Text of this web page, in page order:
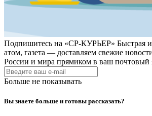
Подпишитесь на «СР-КУРЬЕР» Быстрая
атом, газета — доставляем свежие
России и мира прямиком в ваш
Больше не показывать
Вы знаете больше и готовы рассказать?